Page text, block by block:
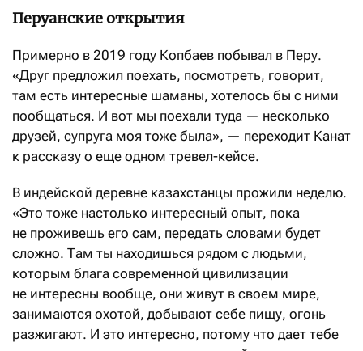
Перуанские открытия
Примерно в 2019 году Копбаев побывал в Перу.
«Друг предложил поехать, посмотреть, говорит,
там есть интересные шаманы, хотелось бы с ними
пообщаться. И вот мы поехали туда — несколько
друзей, супруга моя тоже была», — переходит Канат
к рассказу о еще одном тревел-кейсе.
В индейской деревне казахстанцы прожили неделю.
«Это тоже настолько интересный опыт, пока
не проживешь его сам, передать словами будет
сложно. Там ты находишься рядом с людьми,
которым блага современной цивилизации
не интересны вообще, они живут в своем мире,
занимаются охотой, добывают себе пищу, огонь
разжигают. И это интересно, потому что дает тебе